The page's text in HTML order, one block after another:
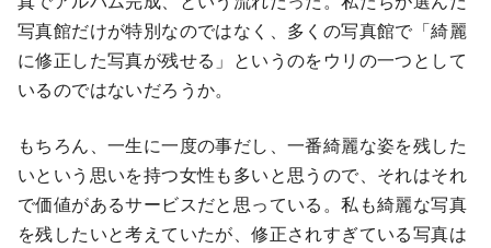
写真館だけが特別なのではなく、多くの写真館で「綺麗
に修正した写真が残せる」というのをウリの一つとして
いるのではないだろうか。
もちろん、一生に一度の事だし、一番綺麗な姿を残した
いという思いを持つ女性も多いと思うので、それはそれ
で価値があるサービスだと思っている。私も綺麗な写真
を残したいと考えていたが、修正されすぎている写真は